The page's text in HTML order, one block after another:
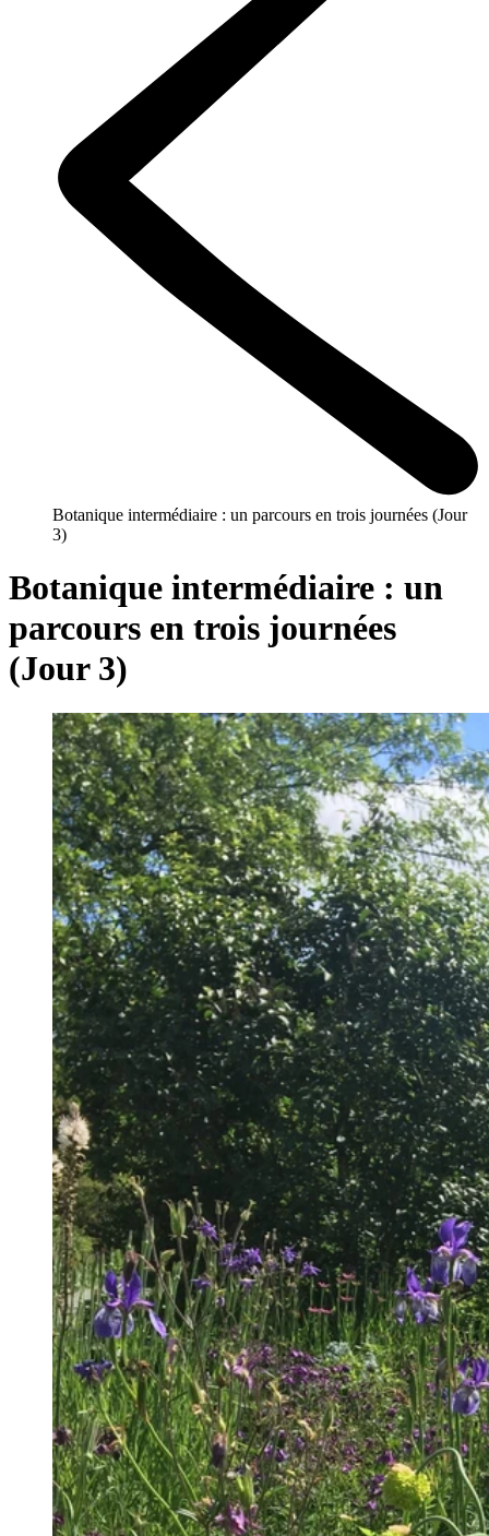
Botanique intermédiaire : un parcours en trois journées (Jour
3)
Botanique intermédiaire : un
parcours en trois journées
(Jour 3)